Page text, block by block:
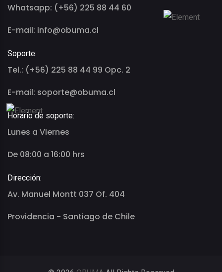
Whatsapp: (+56) 225 88 44 60
E-mail: info@obuma.cl
Soporte:
Tel.: (+56) 225 88 44 99 Opc. 2
E-mail: soporte@obuma.cl
Horario de soporte:
Lunes a Viernes
De 08:00 a 16:00 hrs
Dirección:
Av. Manuel Montt 037 Of. 404
Providencia - Santiago de Chile